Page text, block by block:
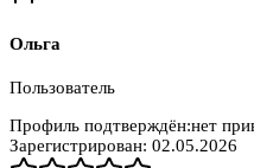
Ольга
Пользователь
Профиль подтверждён:нет
Зарегистрирован: 02.05.2026